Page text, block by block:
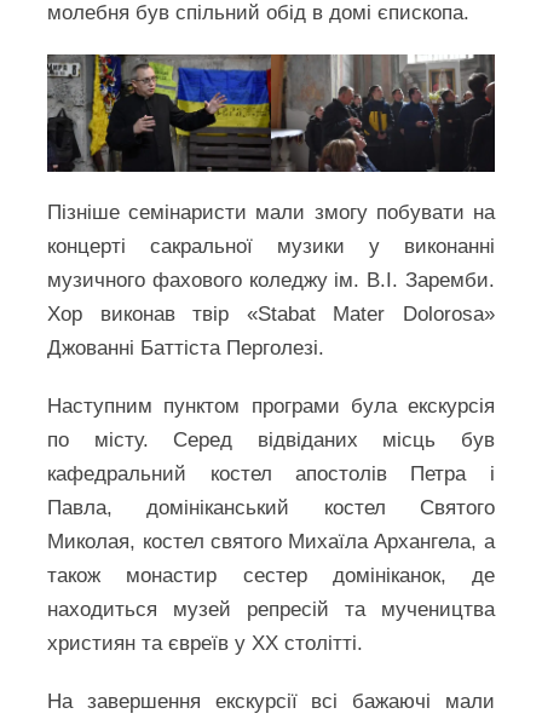
молебня був спільний обід в домі єпископа.
Пізніше семінаристи мали змогу побувати на
концерті сакральної музики у виконанні
музичного фахового коледжу ім. В.І. Заремби.
Хор виконав твір «Stabat Mater Dolorosa»
Джованні Баттіста Перголезі.
Наступним пунктом програми була екскурсія
по місту. Серед відвіданих місць був
кафедральний костел апостолів Петра і
Павла, домініканський костел Святого
Миколая, костел святого Михаїла Архангела, а
також монастир сестер домініканок, де
находиться музей репресій та мучеництва
християн та євреїв у ХХ столітті.
На завершення екскурсії всі бажаючі мали